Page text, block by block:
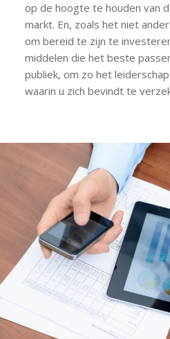
op de hoogte te houden van
markt. En, zoals het niet
om bereid te zijn te
middelen die het beste
publiek, om zo het
waarin u zich bevindt te